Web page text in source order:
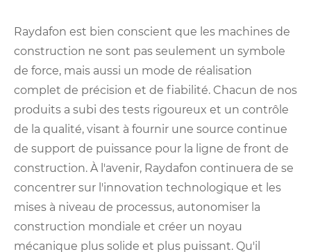
Raydafon est bien conscient que les machines de
construction ne sont pas seulement un symbole
de force, mais aussi un mode de réalisation
complet de précision et de fiabilité. Chacun de nos
produits a subi des tests rigoureux et un contrôle
de la qualité, visant à fournir une source continue
de support de puissance pour la ligne de front de
construction. À l'avenir, Raydafon continuera de se
concentrer sur l'innovation technologique et les
mises à niveau de processus, autonomiser la
construction mondiale et créer un noyau
mécanique plus solide et plus puissant. Qu'il